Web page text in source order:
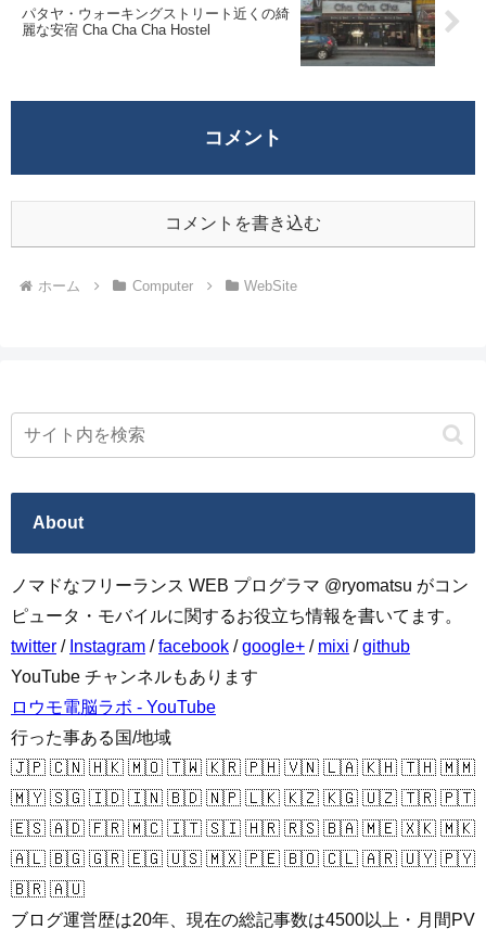
パタヤ・ウォーキングストリート近くの綺
麗な安宿 Cha Cha Cha Hostel
コメント
コメントを書き込む
ホーム Computer WebSite
About
ノマドなフリーランス WEB プログラマ @ryomatsu がコン
ピュータ・モバイルに関するお役立ち情報を書いてます。
twitter / Instagram /facebook /google+ / mixi /github
YouTube チャンネルもあります
ロウモ電脳ラボ - YouTube
行った事ある国/地域
🇯🇵 🇨🇳 🇭🇰 🇲🇴 🇹🇼 🇰🇷 🇵🇭 🇻🇳 🇱🇦 🇰🇭 🇹🇭 🇲🇲
🇲🇾 🇸🇬 🇮🇩 🇮🇳 🇧🇩 🇳🇵 🇱🇰 🇰🇿 🇰🇬 🇺🇿 🇹🇷 🇵🇹
🇪🇸 🇦🇩 🇫🇷 🇲🇨 🇮🇹 🇸🇮 🇭🇷 🇷🇸 🇧🇦 🇲🇪 🇽🇰 🇲🇰
🇦🇱 🇧🇬 🇬🇷 🇪🇬 🇺🇸 🇲🇽 🇵🇪 🇧🇴 🇨🇱 🇦🇷 🇺🇾 🇵🇾
🇧🇷 🇦🇺
ブログ運営歴は20年、現在の総記事数は4500以上・月間PV